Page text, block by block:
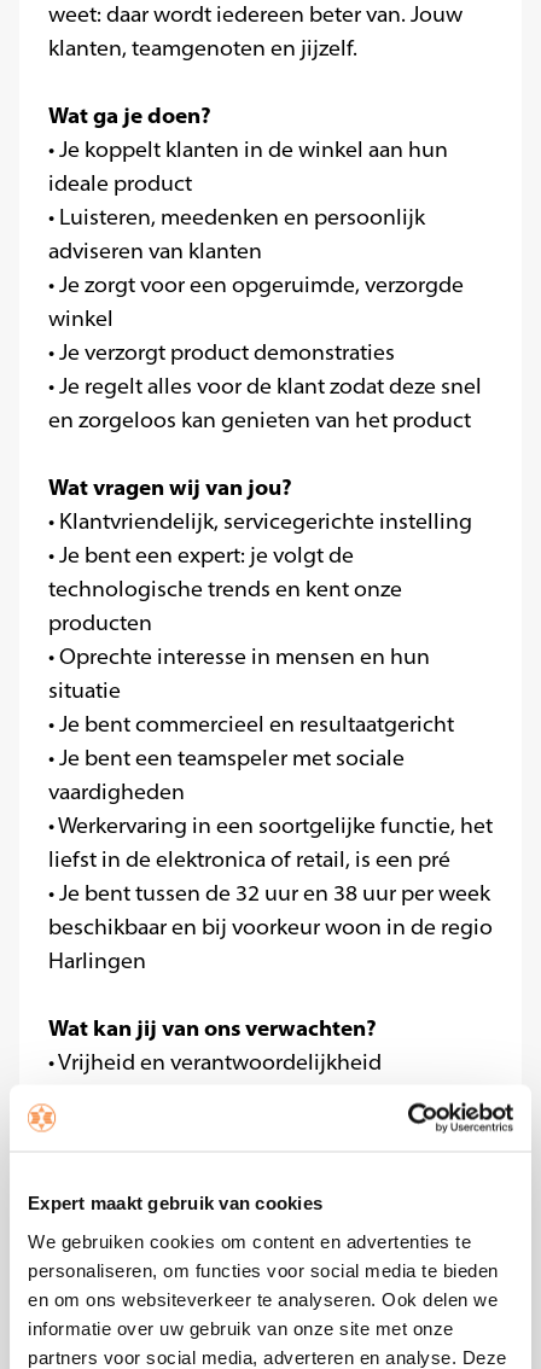
Expert maakt gebruik van cookies
We gebruiken cookies om content en advertenties te
personaliseren, om functies voor social media te bieden
en om ons websiteverkeer te analyseren. Ook delen we
informatie over uw gebruik van onze site met onze
partners voor social media, adverteren en analyse. Deze
weet: daar wordt iedereen beter van. Jouw
klanten, teamgenoten en jijzelf.
Wat ga je doen?
• Je koppelt klanten in de winkel aan hun
ideale product
• Luisteren, meedenken en persoonlijk
adviseren van klanten
• Je zorgt voor een opgeruimde, verzorgde
winkel
• Je verzorgt product demonstraties
• Je regelt alles voor de klant zodat deze snel
en zorgeloos kan genieten van het product
Wat vragen wij van jou?
• Klantvriendelijk, servicegerichte instelling
• Je bent een expert: je volgt de
technologische trends en kent onze
producten
• Oprechte interesse in mensen en hun
situatie
• Je bent commercieel en resultaatgericht
• Je bent een teamspeler met sociale
vaardigheden
• Werkervaring in een soortgelijke functie, het
liefst in de elektronica of retail, is een pré
• Je bent tussen de 32 uur en 38 uur per week
beschikbaar en bij voorkeur woon in de regio
Harlingen
Wat kan jij van ons verwachten?
• Vrijheid en verantwoordelijkheid
• Ruimte om jezelf te ontwikkelen en door te
groeien
• Een marktconform salaris op basis van je
werkervaring
• Goede secundaire arbeidsvoorwaarden
• Werken in een compact, enthousiast team
waar jouw inbreng het verschil maakt